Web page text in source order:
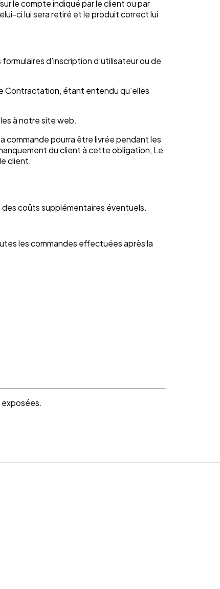
le compte indiqué par le client ou par
ci lui sera retiré et le produit correct lui
d’inscription d’utilisateur ou de
Contractation, étant entendu qu’elles
à notre site web.
commande pourra être livrée pendant les
du client à cette obligation, Le
client.
des coûts supplémentaires éventuels.
les commandes effectuées après la